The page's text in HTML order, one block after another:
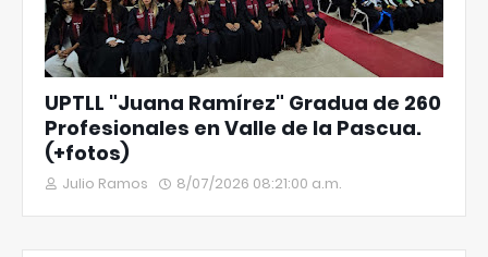
UPTLL "Juana Ramírez" Gradua de 260
Profesionales en Valle de la Pascua.
(+fotos)
Julio Ramos 8/07/2026 08:21:00 a.m.